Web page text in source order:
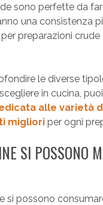
sono perfette da
una consistenza
preparazioni
le diverse
in cucina,
alle varietà
migliori per ogni
SI POSSONO
si possono